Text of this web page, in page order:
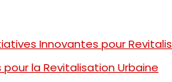
Innovantes pour
la Revitalisation Urbaine